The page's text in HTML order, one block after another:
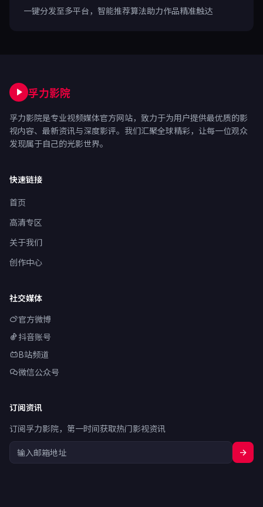
一键分发至多平台，智能推荐算法助力作品精准触达
孚力影院
孚力影院是专业视频媒体官方网站，致力于为用户提供最优质的影
视内容、最新资讯与深度影评。我们汇聚全球精彩，让每一位观众
发现属于自己的光影世界。
快速链接
首页
高清专区
关于我们
创作中心
社交媒体
官方微博
抖音账号
B站频道
微信公众号
订阅资讯
订阅孚力影院，第一时间获取热门影视资讯